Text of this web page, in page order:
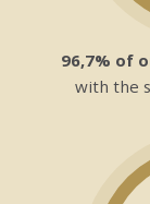
96,7% of
with the